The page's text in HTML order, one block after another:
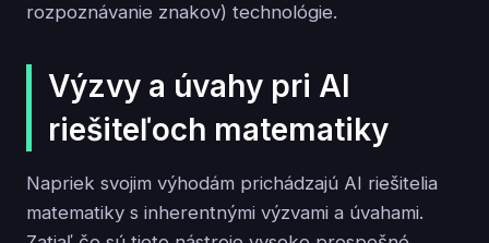
rozpoznávanie znakov) technológie.
Výzvy a úvahy pri AI
riešiteľoch matematiky
Napriek svojim výhodám prichádzajú AI riešitelia
matematiky s inherentnými výzvami a úvahami.